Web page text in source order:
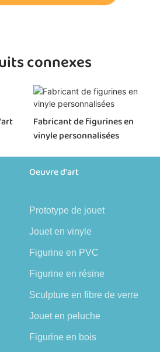
connexes
Fabricant de figurines en
vinyle personnalisées
Oeuvre d'art
Prototype de jouet
Jouet en vinyle
Figurine en PVC
Figurine en résine
Sculpture en fibre de verre
Jouet en peluche
Figurine en bois